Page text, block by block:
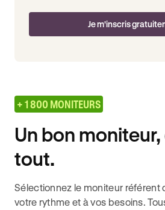
Je m'inscris
+ 1 800 MONITEURS
Un bon
tout.
Sélectionnez le moniteur référent
votre rythme et à vos besoins.